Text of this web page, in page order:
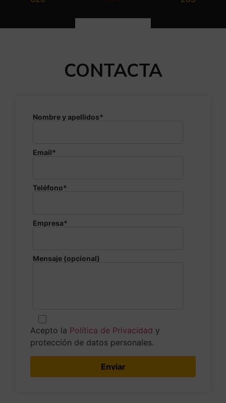
CONTACTA
Nombre y apellidos*
Email*
Teléfono*
Empresa*
Mensaje (opcional)
Acepto la Política de Privacidad y
protección de datos personales.